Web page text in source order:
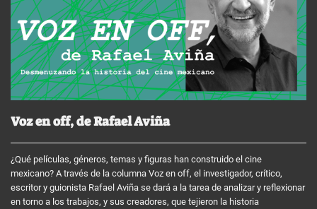
Voz en off, de Rafael Aviña
¿Qué películas, géneros, temas y figuras han construido el cine
mexicano? A través de la columna Voz en off, el investigador, crítico,
escritor y guionista Rafael Aviña se dará a la tarea de analizar y reflexionar
en torno a los trabajos, y sus creadores, que tejieron la historia